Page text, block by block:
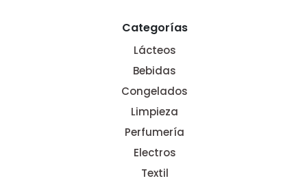
Categorías
Lácteos
Bebidas
Congelados
Limpieza
Perfumería
Electros
Textil